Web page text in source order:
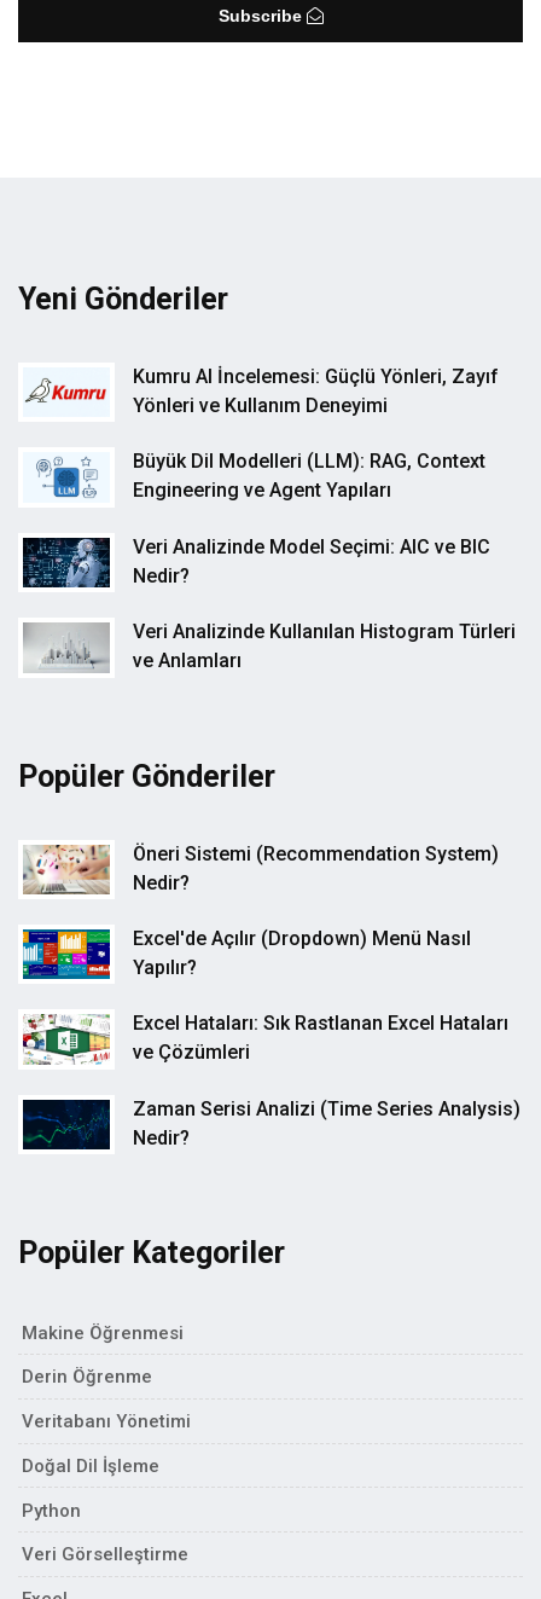
Subscribe
Yeni Gönderiler
Kumru AI İncelemesi: Güçlü Yönleri, Zayıf
Yönleri ve Kullanım Deneyimi
Büyük Dil Modelleri (LLM): RAG, Context
Engineering ve Agent Yapıları
Veri Analizinde Model Seçimi: AIC ve BIC
Nedir?
Veri Analizinde Kullanılan Histogram Türleri
ve Anlamları
Popüler Gönderiler
Öneri Sistemi (Recommendation System)
Nedir?
Excel'de Açılır (Dropdown) Menü Nasıl
Yapılır?
Excel Hataları: Sık Rastlanan Excel Hataları
ve Çözümleri
Zaman Serisi Analizi (Time Series Analysis)
Nedir?
Popüler Kategoriler
Makine Öğrenmesi
Derin Öğrenme
Veritabanı Yönetimi
Doğal Dil İşleme
Python
Veri Görselleştirme